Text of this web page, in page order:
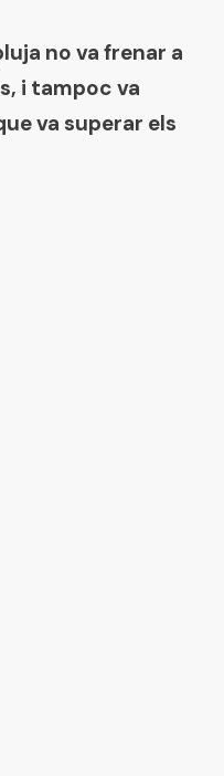
no va frenar a
i tampoc va
va superar els